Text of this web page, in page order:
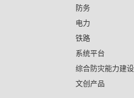
防务
电力
铁路
系统平台
综合防灾能力建设
文创产品